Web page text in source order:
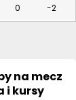
0 -2
na mecz
i kursy